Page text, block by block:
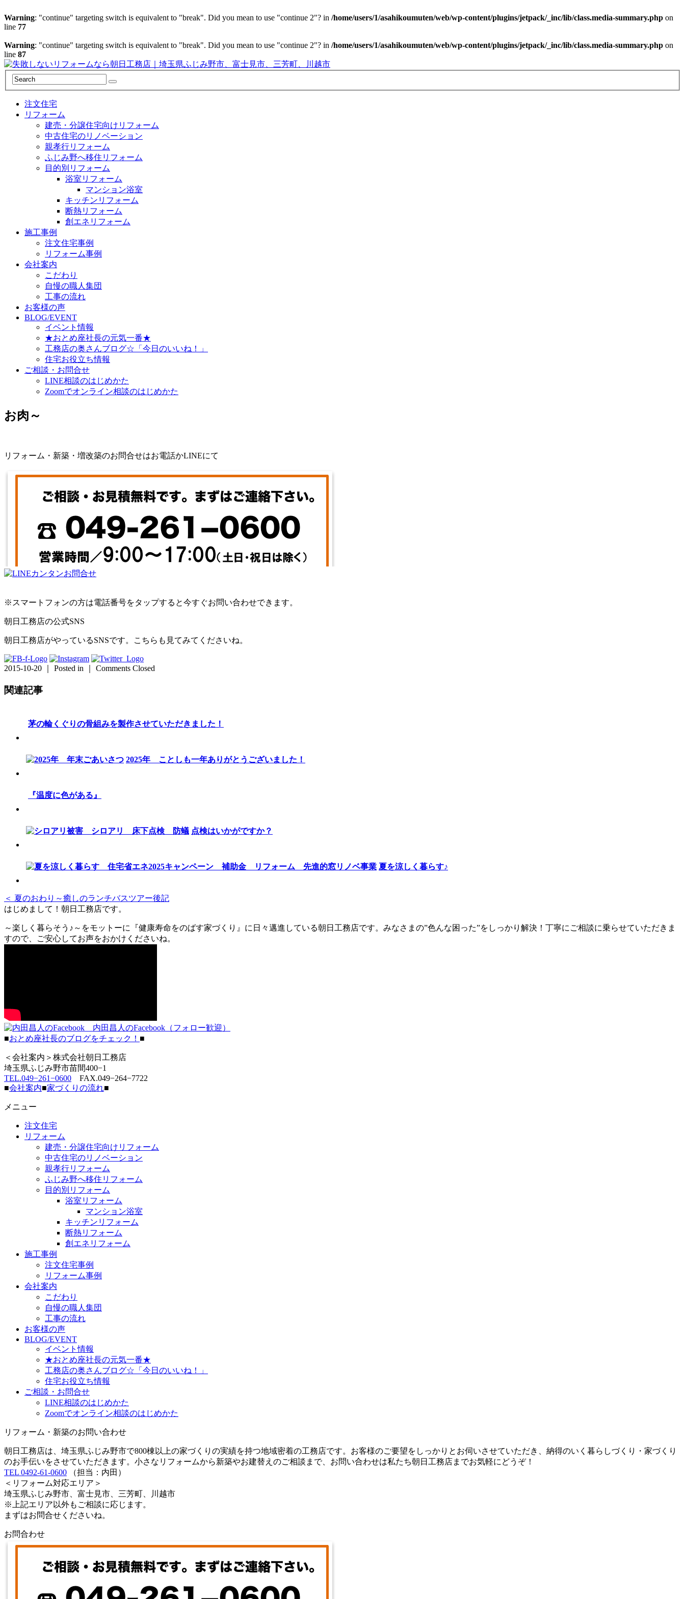
Warning: "continue" targeting switch is equivalent to "break". Did you mean to use "continue 2"? in /home/users/1/asahikoumuten/web/wp-content/plugins/jetpack/_inc/lib/class.media-summary.php on
line 77
Warning: "continue" targeting switch is equivalent to "break". Did you mean to use "continue 2"? in /home/users/1/asahikoumuten/web/wp-content/plugins/jetpack/_inc/lib/class.media-summary.php on
line 87
注文住宅
リフォーム
建売・分譲住宅向けリフォーム
中古住宅のリノベーション
親孝行リフォーム
ふじみ野へ移住リフォーム
目的別リフォーム
浴室リフォーム
マンション浴室
キッチンリフォーム
断熱リフォーム
創エネリフォーム
施工事例
注文住宅事例
リフォーム事例
会社案内
こだわり
自慢の職人集団
工事の流れ
お客様の声
BLOG/EVENT
イベント情報
★おとめ座社長の元気一番★
工務店の奥さんブログ☆「今日のいいね！」
住宅お役立ち情報
ご相談・お問合せ
LINE相談のはじめかた
Zoomでオンライン相談のはじめかた
お肉～
リフォーム・新築・増改築のお問合せはお電話かLINEにて
※スマートフォンの方は電話番号をタップすると今すぐお問い合わせできます。
朝日工務店の公式SNS
朝日工務店がやっているSNSです。こちらも見てみてくださいね。
2015-10-20 ｜ Posted in ｜ Comments Closed
関連記事
茅の輪くぐりの骨組みを製作させていただきました！
2025年 ことしも一年ありがとうございました！
『温度に色がある』
点検はいかがですか？
夏を涼しく暮らす♪
＜ 夏のおわり～癒しのランチバスツアー後記
はじめまして！朝日工務店です。
～楽しく暮らそう♪～をモットーに『健康寿命をのばす家づくり』に日々邁進している朝日工務店です。みなさまの”色んな困った”をしっかり解決！丁寧にご相談に乗らせていただきま
すので、ご安心してお声をおかけくださいね。
内田昌人のFacebook（フォロー歓迎）
■おとめ座社長のブログをチェック！ ■
＜会社案内＞株式会社朝日工務店
埼玉県ふじみ野市苗間400−1
TEL.049−261−0600 FAX.049−264−7722
■会社案内■家づくりの流れ■
メニュー
注文住宅
リフォーム
建売・分譲住宅向けリフォーム
中古住宅のリノベーション
親孝行リフォーム
ふじみ野へ移住リフォーム
目的別リフォーム
浴室リフォーム
マンション浴室
キッチンリフォーム
断熱リフォーム
創エネリフォーム
施工事例
注文住宅事例
リフォーム事例
会社案内
こだわり
自慢の職人集団
工事の流れ
お客様の声
BLOG/EVENT
イベント情報
★おとめ座社長の元気一番★
工務店の奥さんブログ☆「今日のいいね！」
住宅お役立ち情報
ご相談・お問合せ
LINE相談のはじめかた
Zoomでオンライン相談のはじめかた
リフォーム・新築のお問い合わせ
朝日工務店は、埼玉県ふじみ野市で800棟以上の家づくりの実績を持つ地域密着の工務店です。お客様のご要望をしっかりとお伺いさせていただき、納得のいく暮らしづくり・家づくり
のお手伝いをさせていただきます。小さなリフォームから新築やお建替えのご相談まで、お問い合わせは私たち朝日工務店までお気軽にどうぞ！
TEL 0492-61-0600 （担当：内田）
＜リフォーム対応エリア＞
埼玉県ふじみ野市、富士見市、三芳町、川越市
※上記エリア以外もご相談に応じます。
まずはお問合せくださいね。
お問合わせ